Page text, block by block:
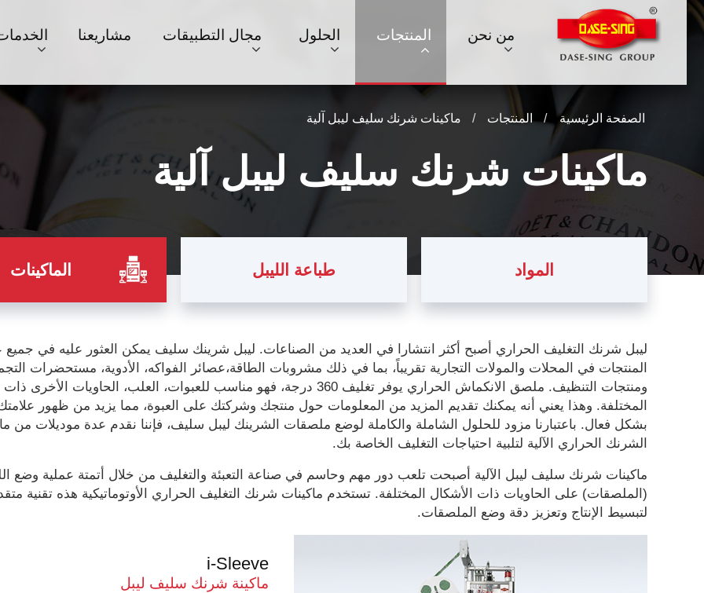
من نحن المنتجات الحلول مجال التطبيقات مشاريعنا
الصفحة الرئيسية المنتجات ماكينات شرنك سليف ليبل آلية
ماكينات شرنك سليف ليبل آلية
المواد طباعة الليبل الماكينات
ليبل شرنك التغليف الحراري أصبح أكثر انتشارا في العديد من الصناعات. ليبل شرينك سليف يمكن العثور عليه في
المنتجات في المحلات والمولات التجارية تقريباً، بما في ذلك مشروبات الطاقة،عصائر الفواكه، الأدوية، مستحضرات
ومنتجات التنظيف. ملصق الانكماش الحراري يوفر تغليف 360 درجة، فهو مناسب للعبوات، العلب، الحاويات
المختلفة. وهذا يعني أنه يمكنك تقديم المزيد من المعلومات حول منتجك وشركتك على العبوة، مما يزيد من ظهور علامتك
بشكل فعال. باعتبارنا مزود للحلول الشاملة والكاملة لوضع ملصقات الشرينك ليبل سليف، فإننا نقدم عدة موديلات من
الشرنك الحراري الآلية لتلبية احتياجات التغليف الخاصة بك.
ماكينات شرنك سليف ليبل الآلية أصبحت تلعب دور مهم وحاسم في صناعة التعبئة والتغليف من خلال أتمتة عملية وضع
(الملصقات) على الحاويات ذات الأشكال المختلفة. تستخدم ماكينات شرنك التغليف الحراري الأوتوماتيكية هذه تقنية
لتبسيط الإنتاج وتعزيز دقة وضع الملصقات.
i-Sleeve
ماكينة شرنك سليف ليبل